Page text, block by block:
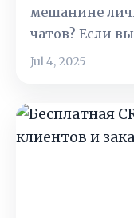
мешанине
чатов? Если
Jul 4, 2025